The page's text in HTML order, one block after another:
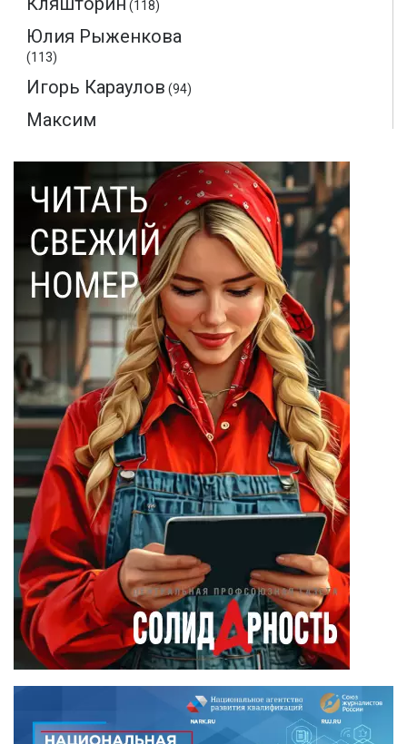
(118)
Юлия Рыженкова
(113)
Игорь Караулов (94)
Максим
Монте-Кристо(40)
Ольга Соловьева
(28)
Эдмон Дантес(28)
Наталья Кочемина
(23)
Вадим Барабанов
(18)
Дмитрий Чуйков
(18)
Камиль Айсин (18)
Александр
Запесоцкий(16)
Александр
Боданин(15)
Алена Беллис(15)
Александр
Илларионов(14)
Илья Косенков(13)